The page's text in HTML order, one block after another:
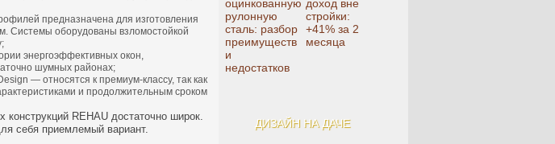
оцинкованную
рулонную
сталь: разбор
преимуществ
и
недостатков
доход вне
стройки:
+41% за 2
месяца
ДИЗАЙН НА ДАЧЕ
предназначена для изготовления
Системы оборудованы взломостойкой
энергоэффективных окон,
шумных районах;
— относятся к премиум-классу, так как
и продолжительным сроком
REHAU достаточно широк.
себя приемлемый вариант.